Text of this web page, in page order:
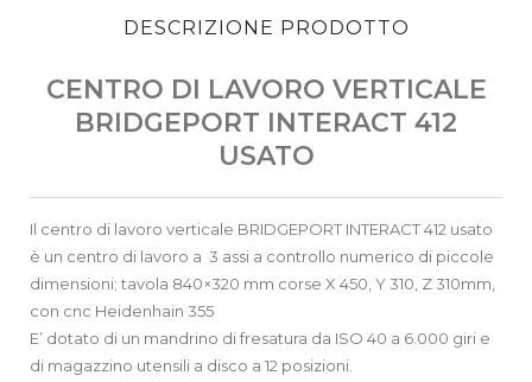
DESCRIZIONE PRODOTTO
CENTRO DI LAVORO VERTICALE
BRIDGEPORT INTERACT 412
USATO
Il centro di lavoro verticale BRIDGEPORT INTERACT 412 usato
è un centro di lavoro a 3 assi a controllo numerico di piccole
dimensioni; tavola 840×320 mm corse X 450, Y 310, Z 310mm,
con cnc Heidenhain 355
E’ dotato di un mandrino di fresatura da ISO 40 a 6.000 giri e
di magazzino utensili a disco a 12 posizioni.